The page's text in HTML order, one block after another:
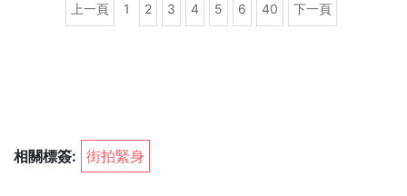
上一頁 1 2 3 4 5 6 40 下一頁
相關標簽: 街拍緊身